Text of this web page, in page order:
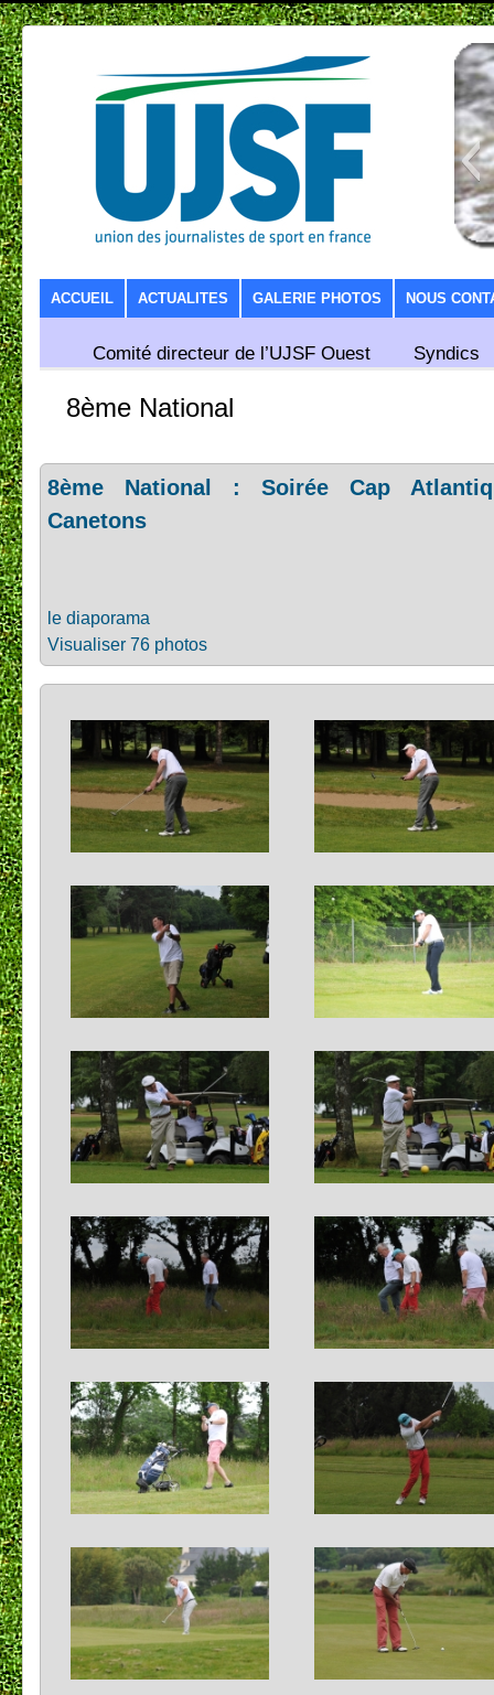
SKIP TO CONTENT
ACCUEIL ACTUALITES GALERIE PHOTOS NOUS
Comité directeur de l’UJSF Ouest Syndics
8ème National
8ème National : Soirée Cap
Canetons
le diaporama
Visualiser 76 photos